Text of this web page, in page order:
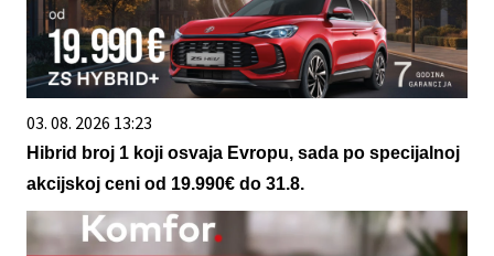
03. 08. 2026 13:23
Hibrid broj 1 koji osvaja Evropu, sada po specijalnoj
akcijskoj ceni od 19.990€ do 31.8.